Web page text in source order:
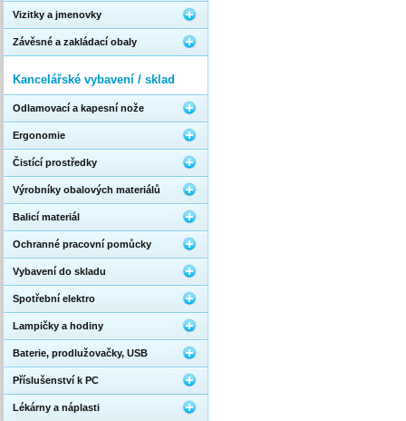
Vizitky a jmenovky
Závěsné a zakládací obaly
Kancelářské vybavení / sklad
Odlamovací a kapesní nože
Ergonomie
Čistící prostředky
Výrobníky obalových materiálů
Balicí materiál
Ochranné pracovní pomůcky
Vybavení do skladu
Spotřební elektro
Lampičky a hodiny
Baterie, prodlužovačky, USB
Příslušenství k PC
Lékárny a náplasti